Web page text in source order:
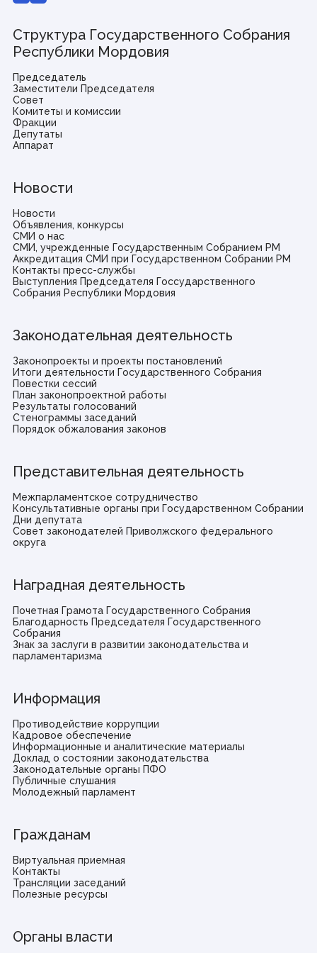
© Государственное Cобрание Республики Мордовия,
Трансляции заседаний
Полезные ресурсы
Органы власти
Федеральные органы государственной власти
Органы государственной власти РМ
Структура Государственного Собрания
Республики Мордовия
Председатель
Заместители Председателя
Совет
Комитеты и комиссии
Фракции
Депутаты
Аппарат
Новости
Новости
Объявления, конкурсы
СМИ о нас
СМИ, учрежденные Государственным Собранием РМ
Аккредитация СМИ при Государственном Собрании РМ
Контакты пресс-службы
Выступления Председателя Госсударственного
Собрания Республики Мордовия
Законодательная деятельность
Законопроекты и проекты постановлений
Итоги деятельности Государственного Собрания
Повестки сессий
План законопроектной работы
Результаты голосований
Стенограммы заседаний
Порядок обжалования законов
Представительная деятельность
Межпарламентское сотрудничество
Консультативные органы при Государственном Собрании
Дни депутата
Совет законодателей Приволжского федерального
округа
Наградная деятельность
Почетная Грамота Государственного Собрания
Благодарность Председателя Государственного
Собрания
Знак за заслуги в развитии законодательства и
парламентаризма
Информация
Противодействие коррупции
Кадровое обеспечение
Информационные и аналитические материалы
Доклад о состоянии законодательства
Законодательные органы ПФО
Публичные слушания
Молодежный парламент
Гражданам
Виртуальная приемная
Контакты
Трансляции заседаний
Полезные ресурсы
Органы власти